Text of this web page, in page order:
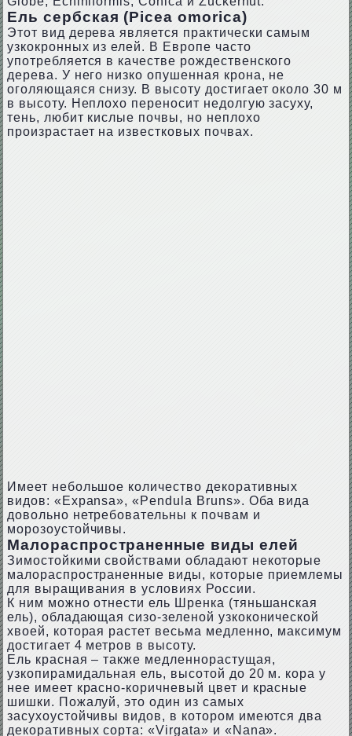
Ель сербская (Picea omorica)
Этот вид дерева является практически самым
узкокронных из елей. В Европе часто
употребляется в качестве рождественского
дерева. У него низко опушенная крона, не
оголяющаяся снизу. В высоту достигает около 30 м
в высоту. Неплохо переносит недолгую засуху,
тень, любит кислые почвы, но неплохо
произрастает на известковых почвах.
Имеет небольшое количество декоративных
видов: «Expansa», «Pendula Bruns». Оба вида
довольно нетребовательны к почвам и
морозоустойчивы.
Малораспространенные виды елей
Зимостойкими свойствами обладают некоторые
малораспространенные виды, которые приемлемы
для выращивания в условиях России.
К ним можно отнести ель Шренка (тяньшанская
ель), обладающая сизо-зеленой узкоконической
хвоей, которая растет весьма медленно, максимум
достигает 4 метров в высоту.
Ель красная – также медленнорастущая,
узкопирамидальная ель, высотой до 20 м. кора у
нее имеет красно-коричневый цвет и красные
шишки. Пожалуй, это один из самых
засухоустойчивы видов, в котором имеются два
декоративных сорта: «Virgata» и «Nana».